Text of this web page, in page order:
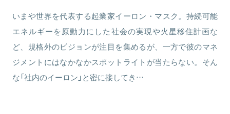
いまや世界を代表する起業家イーロン・マスク。持続可能
エネルギーを原動力にした社会の実現や火星移住計画な
ど、規格外のビジョンが注目を集めるが、一方で彼のマネ
ジメントにはなかなかスポットライトが当たらない。そん
な「社内のイーロン」と密に接してき…